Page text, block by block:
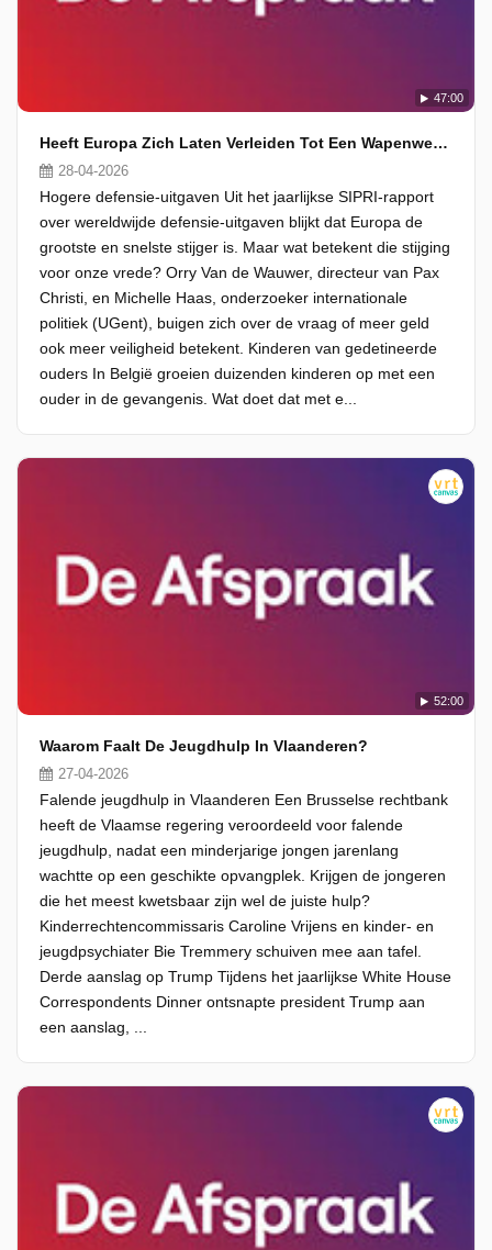
47:00
Heeft Europa Zich Laten Verleiden Tot Een Wapenwedloop?
28-04-2026
Hogere defensie-uitgaven Uit het jaarlijkse SIPRI-rapport
over wereldwijde defensie-uitgaven blijkt dat Europa de
grootste en snelste stijger is. Maar wat betekent die stijging
voor onze vrede? Orry Van de Wauwer, directeur van Pax
Christi, en Michelle Haas, onderzoeker internationale
politiek (UGent), buigen zich over de vraag of meer geld
ook meer veiligheid betekent. Kinderen van gedetineerde
ouders In België groeien duizenden kinderen op met een
ouder in de gevangenis. Wat doet dat met e...
52:00
Waarom Faalt De Jeugdhulp In Vlaanderen?
27-04-2026
Falende jeugdhulp in Vlaanderen Een Brusselse rechtbank
heeft de Vlaamse regering veroordeeld voor falende
jeugdhulp, nadat een minderjarige jongen jarenlang
wachtte op een geschikte opvangplek. Krijgen de jongeren
die het meest kwetsbaar zijn wel de juiste hulp?
Kinderrechtencommissaris Caroline Vrijens en kinder- en
jeugdpsychiater Bie Tremmery schuiven mee aan tafel.
Derde aanslag op Trump Tijdens het jaarlijkse White House
Correspondents Dinner ontsnapte president Trump aan
een aanslag, ...